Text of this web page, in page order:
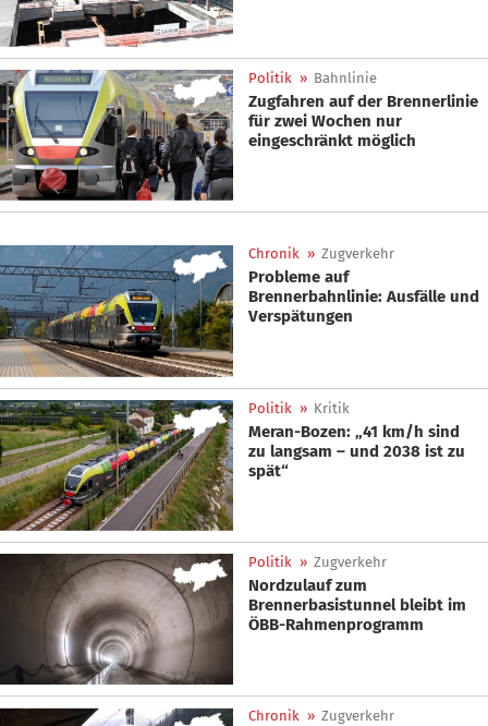
Politik » Bahnlinie
Zugfahren auf der Brennerlinie
für zwei Wochen nur
eingeschränkt möglich
Chronik » Zugverkehr
Probleme auf
Brennerbahnlinie: Ausfälle und
Verspätungen
Politik » Kritik
Meran-Bozen: „41 km/h sind
zu langsam – und 2038 ist zu
spät“
Politik » Zugverkehr
Nordzulauf zum
Brennerbasistunnel bleibt im
ÖBB-Rahmenprogramm
Chronik » Zugverkehr